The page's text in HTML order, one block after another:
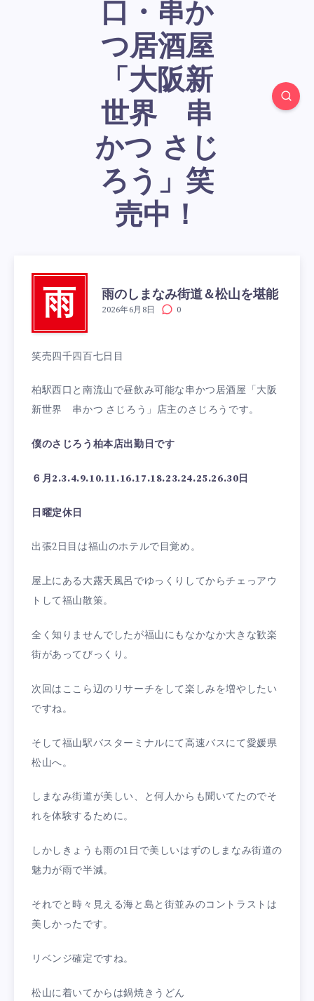
口・串か
つ居酒屋
「大阪新
世界 串
かつ さじ
ろう」笑
売中！
雨 雨のしまなみ街道＆松山を堪能
2026年6月8日 0
笑売四千四百七日目
柏駅西口と南流山で昼飲み可能な串かつ居酒屋「大阪
新世界 串かつ さじろう」店主のさじろうです。
僕のさじろう柏本店出勤日です
６月2.3.4.9.10.11.16.17.18.23.24.25.26.30日
日曜定休日
出張2日目は福山のホテルで目覚め。
屋上にある大露天風呂でゆっくりしてからチェっアウ
トして福山散策。
全く知りませんでしたが福山にもなかなか大きな歓楽
街があってびっくり。
次回はここら辺のリサーチをして楽しみを増やしたい
ですね。
そして福山駅バスターミナルにて高速バスにて愛媛県
松山へ。
しまなみ街道が美しい、と何人からも聞いてたのでそ
れを体験するために。
しかしきょうも雨の1日で美しいはずのしまなみ街道の
魅力が雨で半減。
それでと時々見える海と島と街並みのコントラストは
美しかったです。
リベンジ確定ですね。
松山に着いてからは鍋焼きうどん